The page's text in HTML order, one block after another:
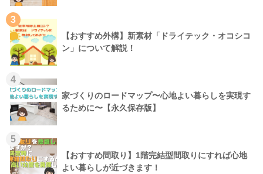
3
【おすすめ外構】新素材「ドライテック・オコシコ
ン」について解説！
4
家づくりのロードマップ〜心地よい暮らしを実現す
るために〜【永久保存版】
5
【おすすめ間取り】1階完結型間取りにすれば心地
よい暮らしが近づきます！